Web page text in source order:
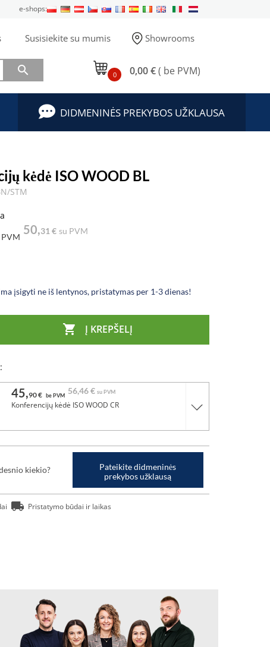
e-shops:
Susisiekite su mumis Showrooms
 0 0,00 €( be PVM)
DIDMENINĖS PREKYBOS UŽKLAUSA
kėdė ISO WOOD BL
STM
PVM
50,31 € su PVM
įsigyti ne iš lentynos, pristatymas per 1-3 dienas!
 Į KREPŠELĮ
45,90 € be PVM 56,46 € su PVM
Konferencijų kėdė ISO WOOD CR
kiekio?
Pateikite didmeninės
prekybos užklausą
Pristatymo būdai ir laikas